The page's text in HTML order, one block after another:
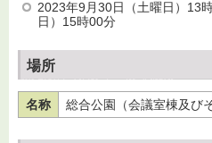
2023年9月30日（土曜日）13
日）15時00分
場所
名称 総合公園（会議室棟及び